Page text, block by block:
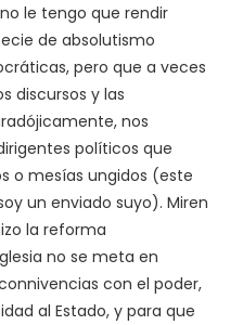
le tengo que rendir
de absolutismo
pero que a veces
discursos y las
nos
políticos que
o mesías ungidos (este
un enviado suyo). Miren
la reforma
no se meta en
con el poder,
al Estado, y para que